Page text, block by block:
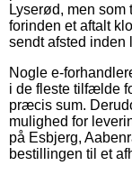
Lyserød, men
forinden et aftalt
sendt afsted inden
Nogle e-
i de fleste tilfælde
præcis sum.
mulighed for
på Esbjerg,
bestillingen til et